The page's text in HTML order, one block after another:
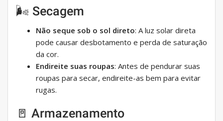
🌬 Secagem
Não seque sob o sol direto: A luz solar direta
pode causar desbotamento e perda de saturação
da cor.
Endireite suas roupas: Antes de pendurar suas
roupas para secar, endireite-as bem para evitar
rugas.
🚪 Armazenamento